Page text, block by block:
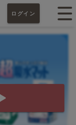
ログイン